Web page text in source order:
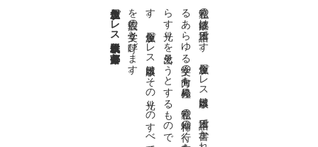
私達の
故郷は
日本語で
す
。
金魚屋プ
レ
ス
日本版は
、
日本語で
書か
れ
る
あ
ら
ゆ
る
文学の
方向を
見極め
、
私達の
精神の
行く
末を
照
ら
す
光り
を
見出そ
う
と
す
る
も
の
で
す
。
金魚屋プ
レ
ス
日本版は
そ
の
光り
の
す
べ
て
を
広義の
文学と
呼び
ま
す
。
金魚屋プレス日本版代表 齋藤都